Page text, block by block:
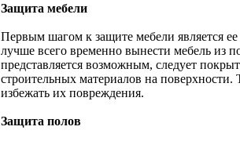
Защита мебели
Первым шагом к защите мебели является
лучше всего временно вынести мебель из
представляется возможным, следует
строительных материалов на
избежать их повреждения.
Защита полов